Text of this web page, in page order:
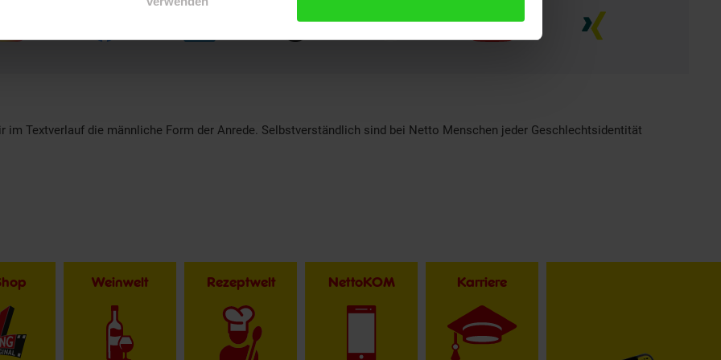
im Textverlauf die männliche Form der Anrede. Selbstverständlich sind bei Netto Menschen jeder Geschlechtsidentität
Weinwelt Rezeptwelt NettoKOM Karriere